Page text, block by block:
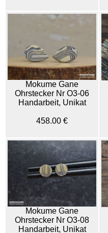
Mokume Gane
Ohrstecker Nr O3-06
Handarbeit, Unikat
458.00 €
Mokume Gane
Ohrstecker Nr O3-08
Handarbeit, Unikat